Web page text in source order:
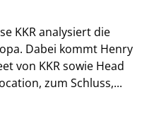
KKR analysiert die
Dabei kommt Henry
von KKR sowie Head
zum Schluss,...